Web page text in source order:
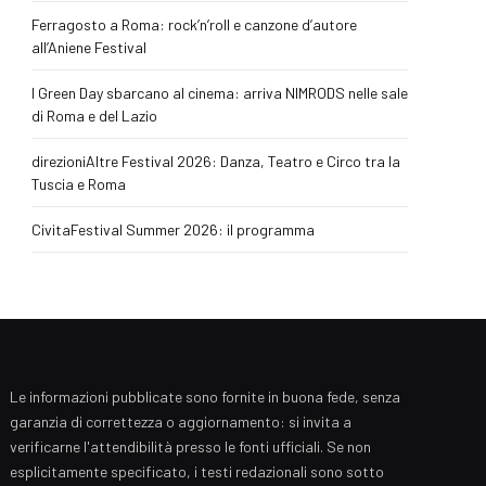
Ferragosto a Roma: rock’n’roll e canzone d’autore
all’Aniene Festival
I Green Day sbarcano al cinema: arriva NIMRODS nelle sale
di Roma e del Lazio
direzioniAltre Festival 2026: Danza, Teatro e Circo tra la
Tuscia e Roma
CivitaFestival Summer 2026: il programma
Le informazioni pubblicate sono fornite in buona fede, senza
garanzia di correttezza o aggiornamento: si invita a
verificarne l'attendibilità presso le fonti ufficiali. Se non
esplicitamente specificato, i testi redazionali sono sotto